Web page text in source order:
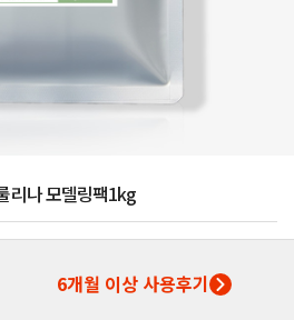
리나 모델링팩1kg
6개월 이상 사용후기